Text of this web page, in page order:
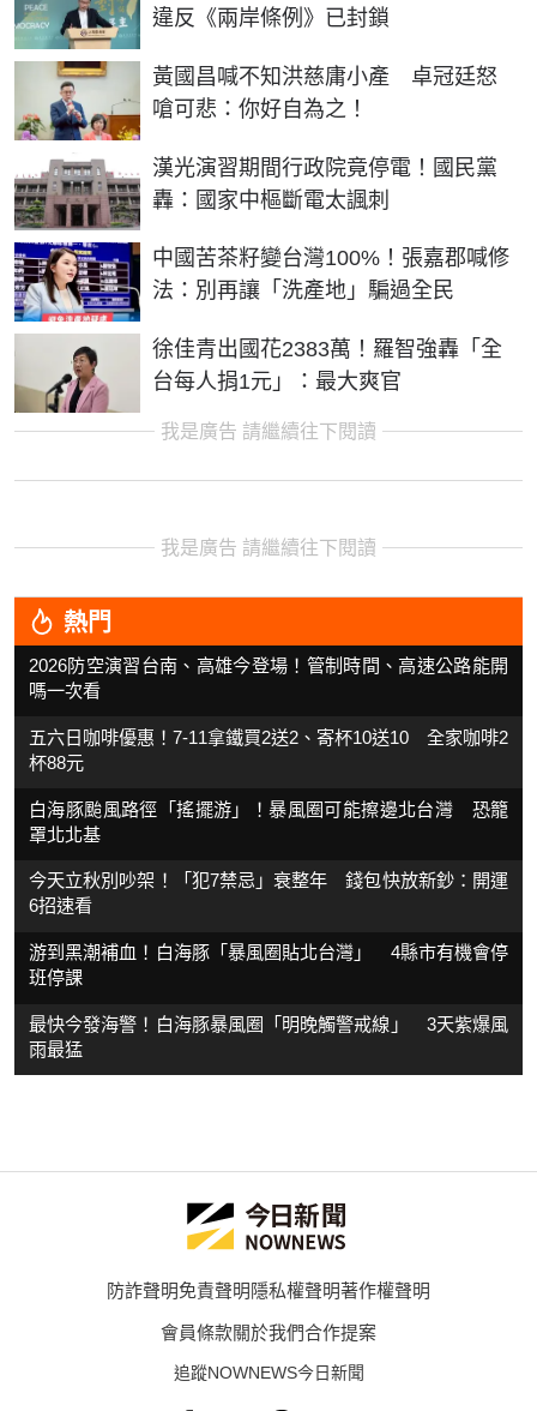
違反《兩岸條例》已封鎖
黃國昌喊不知洪慈庸小產 卓冠廷怒
嗆可悲：你好自為之！
漢光演習期間行政院竟停電！國民黨
轟：國家中樞斷電太諷刺
中國苦茶籽變台灣100%！張嘉郡喊修
法：別再讓「洗產地」騙過全民
徐佳青出國花2383萬！羅智強轟「全
台每人捐1元」：最大爽官
我是廣告 請繼續往下閱讀
我是廣告 請繼續往下閱讀
熱門
2026防空演習台南、高雄今登場！管制時間、高速公路能開
嗎一次看
五六日咖啡優惠！7-11拿鐵買2送2、寄杯10送10 全家咖啡2
杯88元
白海豚颱風路徑「搖擺游」！暴風圈可能擦邊北台灣 恐籠
罩北北基
今天立秋別吵架！「犯7禁忌」衰整年 錢包快放新鈔：開運
6招速看
游到黑潮補血！白海豚「暴風圈貼北台灣」 4縣市有機會停
班停課
最快今發海警！白海豚暴風圈「明晚觸警戒線」 3天紫爆風
雨最猛
防詐聲明免責聲明隱私權聲明著作權聲明
會員條款關於我們合作提案
追蹤NOWNEWS今日新聞